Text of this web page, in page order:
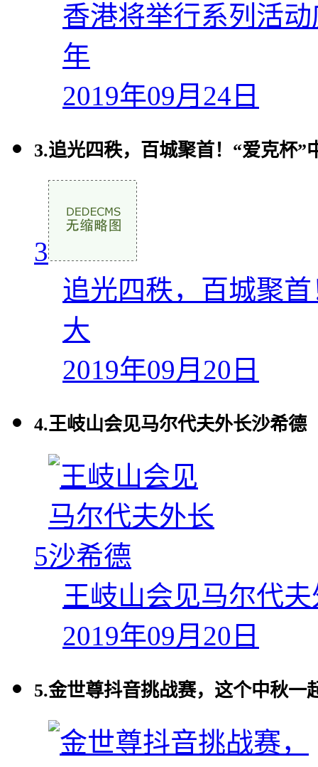
香港将举行系列活
年
2019年09月24日
3.追光四秩，百城聚首！“爱克杯”
3
追光四秩，百城聚
大
2019年09月20日
4.王岐山会见马尔代夫外长沙希德
5
王岐山会见马尔代
2019年09月20日
5.金世尊抖音挑战赛，这个中秋一